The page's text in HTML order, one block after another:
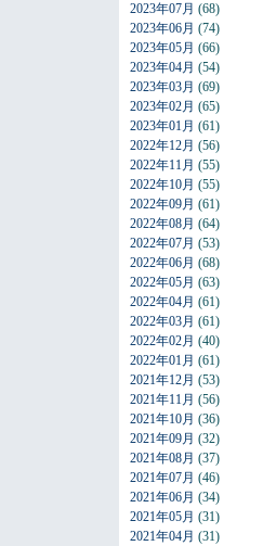
2023年07月 (68)
2023年06月 (74)
2023年05月 (66)
2023年04月 (54)
2023年03月 (69)
2023年02月 (65)
2023年01月 (61)
2022年12月 (56)
2022年11月 (55)
2022年10月 (55)
2022年09月 (61)
2022年08月 (64)
2022年07月 (53)
2022年06月 (68)
2022年05月 (63)
2022年04月 (61)
2022年03月 (61)
2022年02月 (40)
2022年01月 (61)
2021年12月 (53)
2021年11月 (56)
2021年10月 (36)
2021年09月 (32)
2021年08月 (37)
2021年07月 (46)
2021年06月 (34)
2021年05月 (31)
2021年04月 (31)